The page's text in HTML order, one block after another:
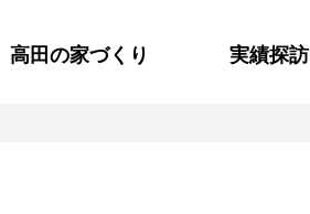
高田の家づくり 実績探訪